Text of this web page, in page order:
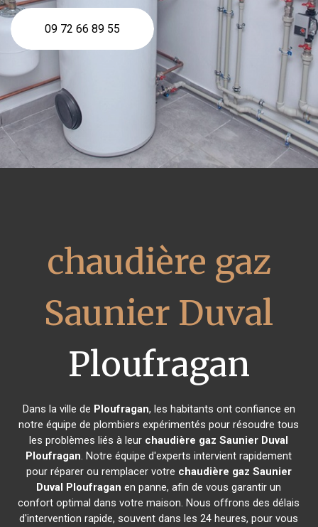
09 72 66 89 55
chaudière gaz
Saunier Duval
Ploufragan
Dans la ville de Ploufragan, les habitants ont confiance en
notre équipe de plombiers expérimentés pour résoudre tous
les problèmes liés à leur chaudière gaz Saunier Duval
Ploufragan. Notre équipe d'experts intervient rapidement
pour réparer ou remplacer votre chaudière gaz Saunier
Duval Ploufragan en panne, afin de vous garantir un
confort optimal dans votre maison. Nous offrons des délais
d'intervention rapide, souvent dans les 24 heures, pour vous